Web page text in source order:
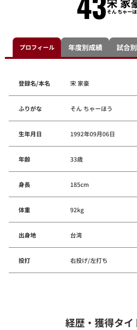
そん ちゃー
プロフィール 年度別成績 試合
登録名/本名 宋 家豪
ふりがな そん ちゃーほう
生年月日 1992年09月06日
年齢 33歳
身長 185cm
体重 92kg
出身地 台湾
投打 右投げ/左打ち
経歴・獲得タイ